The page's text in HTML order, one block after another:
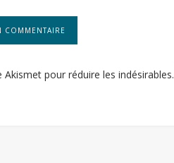
Akismet pour réduire les indésirables.